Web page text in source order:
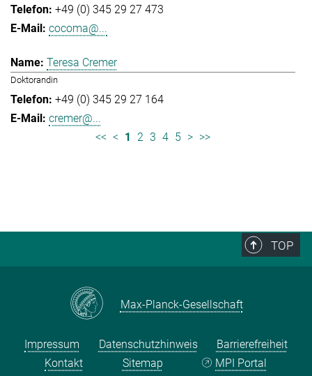
+49 (0) 345 29 27 473
cocoma@...
Teresa Cremer
Doktorandin
+49 (0) 345 29 27 164
cremer@...
<< < 1 2 3 4 5 > >>
TOP
Max-Planck-Gesellschaft
Impressum Datenschutzhinweis
Barrierefreiheit
Kontakt
Sitemap MPI Portal